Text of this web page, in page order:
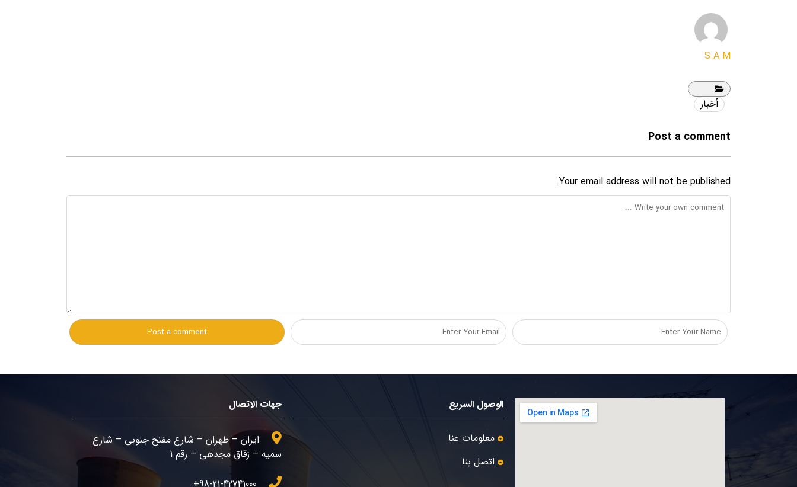
S.A M
أخبار
Post a comment
Your email address will not be published.
الوصول السريع
معلومات عنا
اتصل بنا
جهات الاتصال
ایران – طهران – شارع مفتح جنوبی – شارع
سمیه – زقاق مجدهي – رقم 1